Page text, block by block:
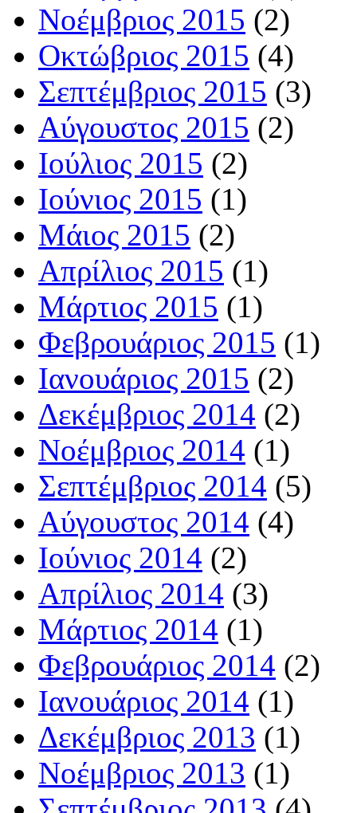
Νοέμβριος 2015 (2)
Οκτώβριος 2015 (4)
Σεπτέμβριος 2015 (3)
Αύγουστος 2015 (2)
Ιούλιος 2015 (2)
Ιούνιος 2015 (1)
Μάιος 2015 (2)
Απρίλιος 2015 (1)
Μάρτιος 2015 (1)
Φεβρουάριος 2015 (1)
Ιανουάριος 2015 (2)
Δεκέμβριος 2014 (2)
Νοέμβριος 2014 (1)
Σεπτέμβριος 2014 (5)
Αύγουστος 2014 (4)
Ιούνιος 2014 (2)
Απρίλιος 2014 (3)
Μάρτιος 2014 (1)
Φεβρουάριος 2014 (2)
Ιανουάριος 2014 (1)
Δεκέμβριος 2013 (1)
Νοέμβριος 2013 (1)